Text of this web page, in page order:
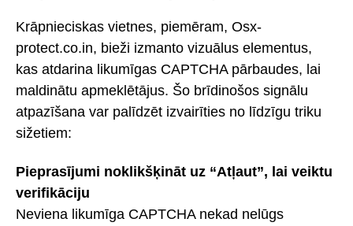
Krāpnieciskas vietnes, piemēram, Osx-
protect.co.in, bieži izmanto vizuālus elementus,
kas atdarina likumīgas CAPTCHA pārbaudes, lai
maldinātu apmeklētājus. Šo brīdinošos signālu
atpazīšana var palīdzēt izvairīties no līdzīgu triku
sižetiem:
Pieprasījumi noklikšķināt uz “Atļaut”, lai veiktu
verifikāciju
Neviena likumīga CAPTCHA nekad nelūgs